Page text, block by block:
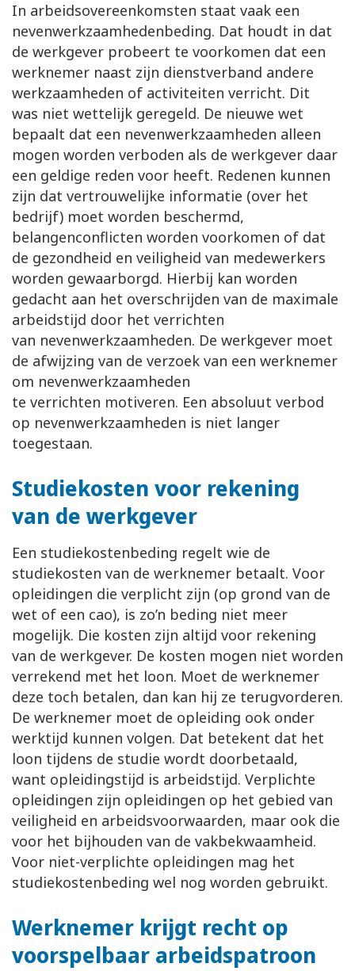
In arbeidsovereenkomsten staat vaak een
nevenwerkzaamhedenbeding. Dat houdt in dat
de werkgever probeert te voorkomen dat een
werknemer naast zijn dienstverband andere
werkzaamheden of activiteiten verricht. Dit
was niet wettelijk geregeld. De nieuwe wet
bepaalt dat een nevenwerkzaamheden alleen
mogen worden verboden als de werkgever daar
een geldige reden voor heeft. Redenen kunnen
zijn dat vertrouwelijke informatie (over het
bedrijf) moet worden beschermd,
belangenconflicten worden voorkomen of dat
de gezondheid en veiligheid van medewerkers
worden gewaarborgd. Hierbij kan worden
gedacht aan het overschrijden van de maximale
arbeidstijd door het verrichten
van nevenwerkzaamheden. De werkgever moet
de afwijzing van de verzoek van een werknemer
om nevenwerkzaamheden
te verrichten motiveren. Een absoluut verbod
op nevenwerkzaamheden is niet langer
toegestaan.
Studiekosten voor rekening
van de werkgever
Een studiekostenbeding regelt wie de
studiekosten van de werknemer betaalt. Voor
opleidingen die verplicht zijn (op grond van de
wet of een cao), is zo’n beding niet meer
mogelijk. Die kosten zijn altijd voor rekening
van de werkgever. De kosten mogen niet worden
verrekend met het loon. Moet de werknemer
deze toch betalen, dan kan hij ze terugvorderen.
De werknemer moet de opleiding ook onder
werktijd kunnen volgen. Dat betekent dat het
loon tijdens de studie wordt doorbetaald,
want opleidingstijd is arbeidstijd. Verplichte
opleidingen zijn opleidingen op het gebied van
veiligheid en arbeidsvoorwaarden, maar ook die
voor het bijhouden van de vakbekwaamheid.
Voor niet-verplichte opleidingen mag het
studiekostenbeding wel nog worden gebruikt.
Werknemer krijgt recht op
voorspelbaar arbeidspatroon